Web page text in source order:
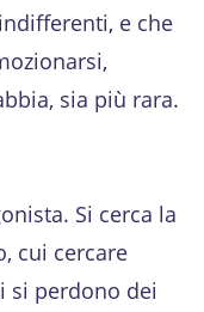
e che
sia più rara.
Si cerca la
cui cercare
si perdono dei